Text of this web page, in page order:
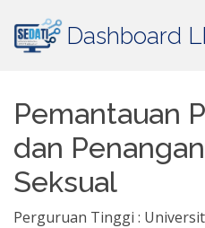
Dashboard
Pemantauan
dan
Seksual
Perguruan Tinggi :